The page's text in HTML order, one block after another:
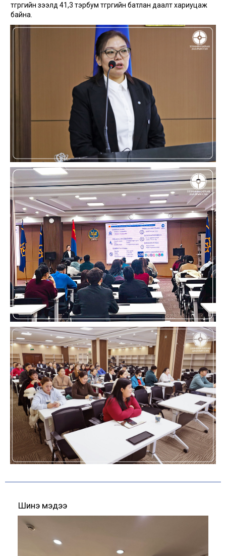
төгрөгийн зээлд 41,3 тэрбум төгрөгийн батлан даалт хариуцаж
байна.
Шинэ мэдээ